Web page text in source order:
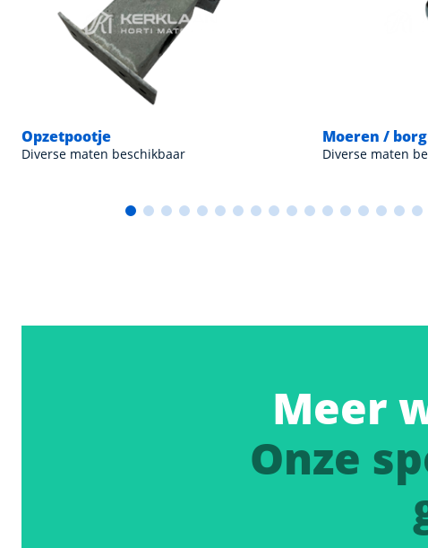
Opzetpootje
Diverse maten beschikbaar
Moeren /
Diverse maten
Meer
Onze